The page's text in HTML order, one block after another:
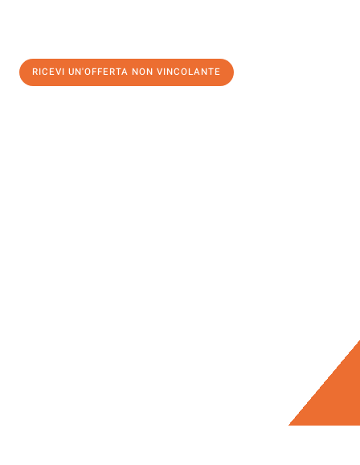
RICEVI UN'OFFERTA NON VINCOLANTE